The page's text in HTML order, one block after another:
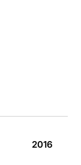
2016